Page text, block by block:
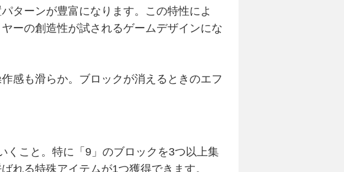
ターンが豊富になります。この特性によ
ーの創造性が試されるゲームデザインにな
感も滑らか。ブロックが消えるときのエフ
くこと。特に「9」のブロックを3つ以上集
れる特殊アイテムが1つ獲得できます。